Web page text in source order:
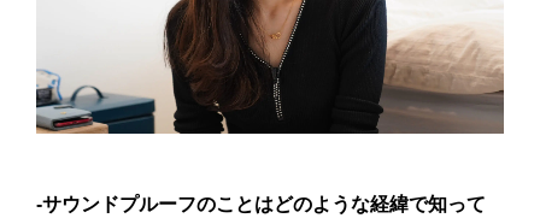
-サウンドプルーフのことはどのような経緯で知って